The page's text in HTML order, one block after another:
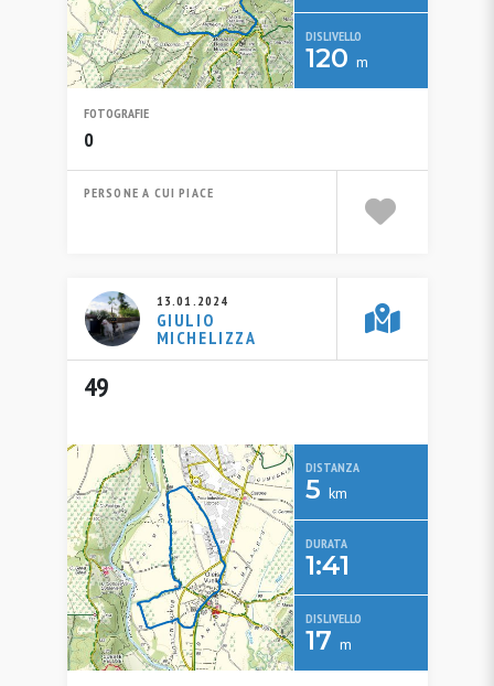
DISLIVELLO
120 m
FOTOGRAFIE
0
PERSONE A CUI PIACE
13.01.2024
GIULIO
MICHELIZZA
49
DISTANZA
5 km
DURATA
1:41
DISLIVELLO
17 m